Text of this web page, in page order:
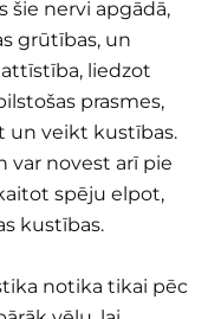
nervi apgādā,
grūtības, un
liedzot
prasmes,
un veikt kustības.
var novest arī pie
spēju elpot,
kustības.
notika tikai pēc